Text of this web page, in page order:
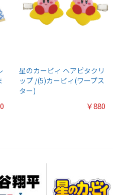
星のカービィ ヘアピタクリ
ップ /(5)カービィ(ワープス
ター)
￥880